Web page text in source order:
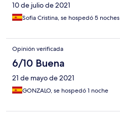
10 de julio de 2021
Sofia Cristina, se hospedó 5 noches
Opinión verificada
6/10 Buena
21 de mayo de 2021
GONZALO, se hospedó 1 noche